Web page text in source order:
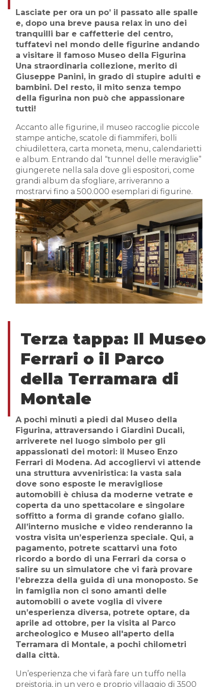
Lasciate per ora un po’ il passato alle spalle
e, dopo una breve pausa relax in uno dei
tranquilli bar e caffetterie del centro,
tuffatevi nel mondo delle figurine andando
a visitare il famoso Museo della Figurina
Una straordinaria collezione, merito di
Giuseppe Panini, in grado di stupire adulti e
bambini. Del resto, il mito senza tempo
della figurina non può che appassionare
tutti!
Accanto alle figurine, il museo raccoglie piccole
stampe antiche, scatole di fiammiferi, bolli
chiudilettera, carta moneta, menu, calendarietti
e album. Entrando dal “tunnel delle meraviglie”
giungerete nella sala dove gli espositori, come
grandi album da sfogliare, arriveranno a
mostrarvi fino a 500.000 esemplari di figurine.
Terza tappa: Il Museo
Ferrari o il Parco
della Terramara di
Montale
A pochi minuti a piedi dal Museo della
Figurina, attraversando i Giardini Ducali,
arriverete nel luogo simbolo per gli
appassionati dei motori: il Museo Enzo
Ferrari di Modena. Ad accogliervi vi attende
una struttura avveniristica: la vasta sala
dove sono esposte le meravigliose
automobili è chiusa da moderne vetrate e
coperta da uno spettacolare e singolare
soffitto a forma di grande cofano giallo.
All’interno musiche e video renderanno la
vostra visita un’esperienza speciale. Qui, a
pagamento, potrete scattarvi una foto
ricordo a bordo di una Ferrari da corsa o
salire su un simulatore che vi farà provare
l’ebrezza della guida di una monoposto. Se
in famiglia non ci sono amanti delle
automobili o avete voglia di vivere
un’esperienza diversa, potrete optare, da
aprile ad ottobre, per la visita al Parco
archeologico e Museo all'aperto della
Terramara di Montale, a pochi chilometri
dalla città.
Un’esperienza che vi farà fare un tuffo nella
preistoria, in un vero e proprio villaggio di 3500